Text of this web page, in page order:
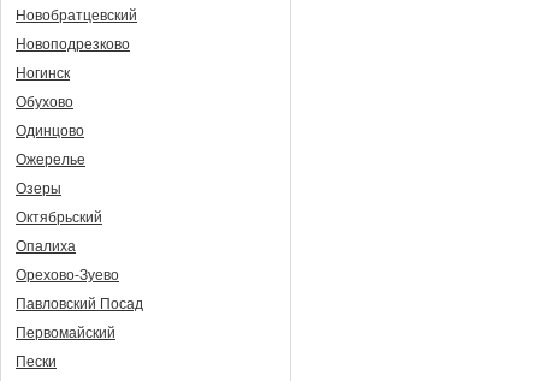
Новобратцевский
Новоподрезково
Ногинск
Обухово
Одинцово
Ожерелье
Озеры
Октябрьский
Опалиха
Орехово-Зуево
Павловский Посад
Первомайский
Пески